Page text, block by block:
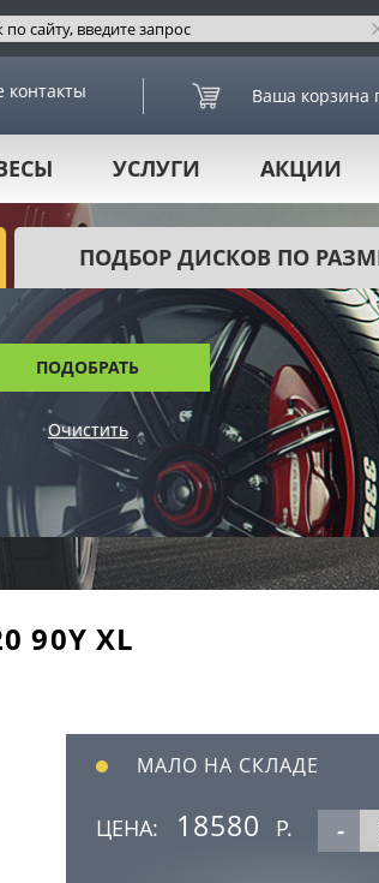
контакты Ваша корзина
УСЛУГИ АКЦИИ
ПОДБОР ДИСКОВ ПО
ПОДОБРАТЬ
90Y XL
МАЛО НА СКЛАДЕ
ЦЕНА: 18580 Р. -